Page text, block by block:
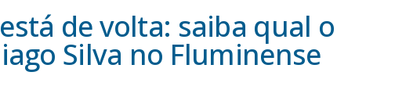
de volta: saiba qual o
Silva no Fluminense